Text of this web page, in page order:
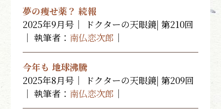
夢の痩せ薬？ 続報
2025年9月号｜ ドクターの天眼鏡| 第210回
｜ 執筆者： 南仏恋次郎 ｜
今年も 地球沸騰
2025年8月号｜ ドクターの天眼鏡| 第209回
｜ 執筆者： 南仏恋次郎 ｜